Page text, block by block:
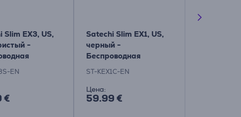
Slim EX3, US,
-
EN
€
Satechi Slim EX1, US,
черный -
Беспроводная
клавиатура
ST-KEX1C-EN
Цена:
59.99 €